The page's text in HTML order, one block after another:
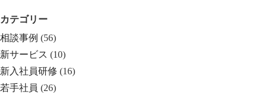
カテゴリー
相談事例 (56)
新サービス (10)
新入社員研修 (16)
若手社員 (26)